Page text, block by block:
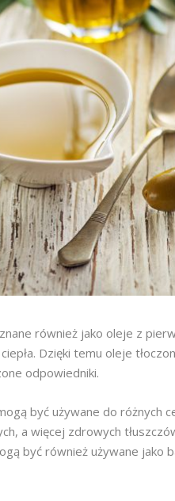
również jako oleje z
Dzięki temu oleje
odpowiedniki.
być używane do różnych
a więcej zdrowych
być również używane jako